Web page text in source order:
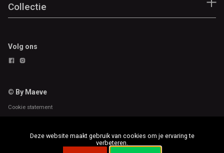
Collectie
Volg ons
© By Maeve
Cookie statement
Deze website maakt gebruik van cookies om je ervaring te
verbeteren.